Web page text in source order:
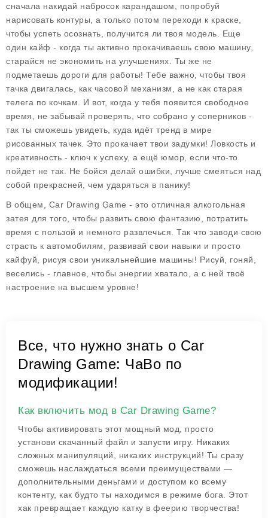
сначала накидай набросок карандашом, попробуй
нарисовать контуры, а только потом переходи к краске,
чтобы успеть осознать, получится ли твоя модель. Еще
один кайф - когда ты активно прокачиваешь свою машину,
старайся не экономить на улучшениях. Ты же не
подметаешь дороги для работы! Тебе важно, чтобы твоя
тачка двигалась, как часовой механизм, а не как старая
телега по кочкам. И вот, когда у тебя появится свободное
время, не забывай проверять, что собрано у соперников -
так ты сможешь увидеть, куда идёт тренд в мире
рисованных тачек. Это прокачает твои задумки! Ловкость и
креативность - ключ к успеху, а ещё юмор, если что-то
пойдет не так. Не бойся делай ошибки, лучше смеяться над
собой прекрасней, чем ударяться в панику!
В общем, Car Drawing Game - это отличная алкогольная
затея для того, чтобы развить свою фантазию, потратить
время с пользой и немного развлечься. Так что заводи свою
страсть к автомобилям, развивай свои навыки и просто
кайфуй, рисуя свои уникальнейшие машины! Рисуй, гоняй,
веселись - главное, чтобы энергии хватало, а с ней твоё
настроение на высшем уровне!
Все, что нужно знать о Car
Drawing Game: ЧаВо по
модификации!
Как включить мод в Car Drawing Game?
Чтобы активировать этот мощный мод, просто
установи скачанный файл и запусти игру. Никаких
сложных манипуляций, никаких инструкций! Ты сразу
сможешь наслаждаться всеми преимуществами —
дополнительными деньгами и доступом ко всему
контенту, как будто ты находимся в режиме бога. Этот
хак превращает каждую катку в феерию творчества!